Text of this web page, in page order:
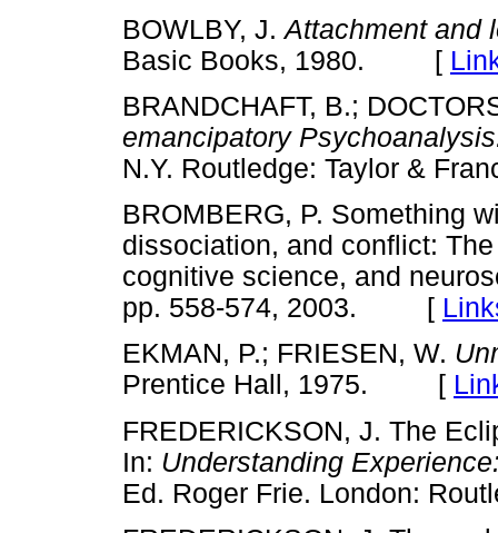
BOWLBY, J.Attachment and
Basic Books, 1980. [
BRANDCHAFT, B.;
emancipatory
N.Y. Routledge: Taylor &
BROMBERG, P. Something
dissociation, and conflict:
cognitive science, and
pp. 558-574, 2003. [
EKMAN, P.; FRIESEN, W.
Prentice Hall, 1975. [
FREDERICKSON, J. The
In: Understanding
Ed. Roger Frie. London: